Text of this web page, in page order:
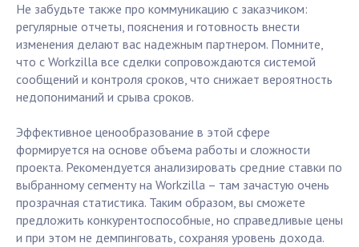
Не забудьте также про коммуникацию с заказчиком:
регулярные отчеты, пояснения и готовность внести
изменения делают вас надежным партнером. Помните,
что с Workzilla все сделки сопровождаются системой
сообщений и контроля сроков, что снижает вероятность
недопониманий и срыва сроков.
Эффективное ценообразование в этой сфере
формируется на основе объема работы и сложности
проекта. Рекомендуется анализировать средние ставки по
выбранному сегменту на Workzilla – там зачастую очень
прозрачная статистика. Таким образом, вы сможете
предложить конкурентоспособные, но справедливые цены
и при этом не демпинговать, сохраняя уровень дохода.